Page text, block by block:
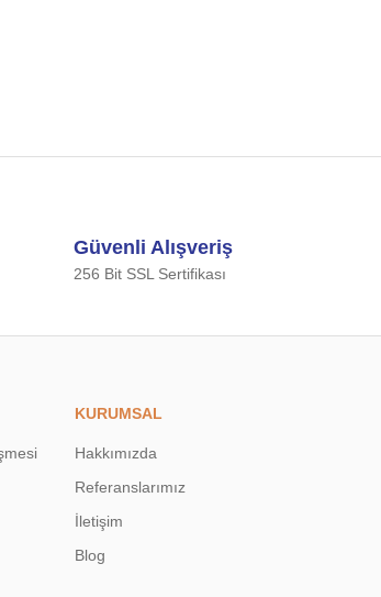
Güvenli Alışveriş
256 Bit SSL Sertifikası
KURUMSAL
Hakkımızda
Referanslarımız
İletişim
Blog